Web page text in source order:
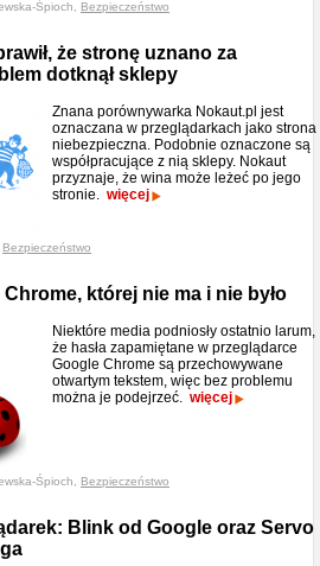
Śpioch, Bezpieczeństwo
że stronę uznano za
dotknął sklepy
Znana porównywarka Nokaut.pl jest
oznaczana w przeglądarkach jako strona
niebezpieczna. Podobnie oznaczone są
współpracujące z nią sklepy. Nokaut
przyznaje, że wina może leżeć po jego
stronie. więcej
Bezpieczeństwo
której nie ma i nie było
Niektóre media podniosły ostatnio larum,
że hasła zapamiętane w przeglądarce
Google Chrome są przechowywane
otwartym tekstem, więc bez problemu
można je podejrzeć. więcej
Śpioch, Bezpieczeństwo
Blink od Google oraz Servo